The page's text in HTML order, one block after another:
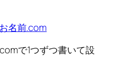
名前.com
で1つずつ書いて設